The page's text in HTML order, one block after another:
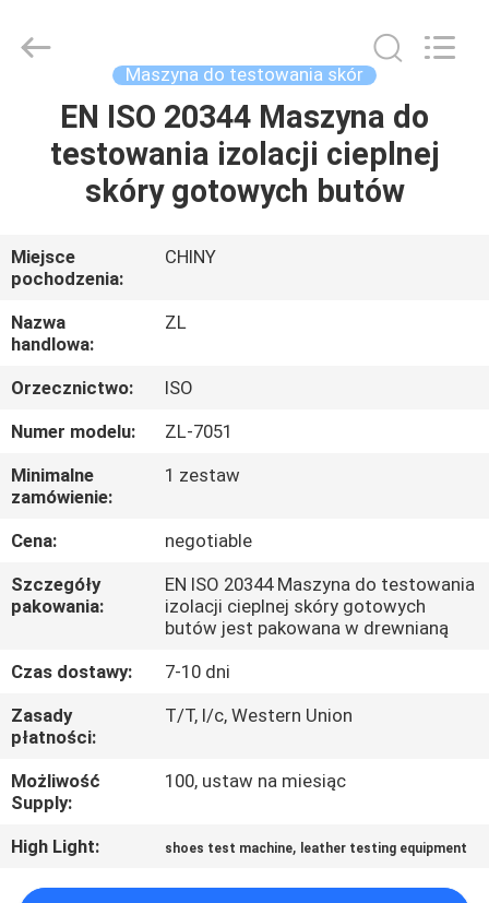
DOM
PRODUKTY
FILMY
O
NAS
WYCIECZKA
PO
FABRYCE
KONTROLA
JAKOŚCI
SKONTAKTUJ
SIĘ
Z
NAMI
AKTUALNOŚCI
Technology
Maszyna do testowania skór
EN ISO 20344 Maszyna do
testowania izolacji cieplnej
skóry gotowych butów
Miejsce
pochodzenia:
CHINY
Nazwa
handlowa:
ZL
Orzecznictwo:
ISO
Numer modelu:
ZL-7051
Minimalne
zamówienie:
1 zestaw
Cena:
negotiable
Szczegóły
pakowania:
EN ISO 20344 Maszyna do testowania
izolacji cieplnej skóry gotowych
butów jest pakowana w drewnianą
Czas dostawy:
7-10 dni
Zasady
płatności:
T/T, l/c, Western Union
Możliwość
Supply:
100, ustaw na miesiąc
High Light: shoes test machine, leather testing equipment